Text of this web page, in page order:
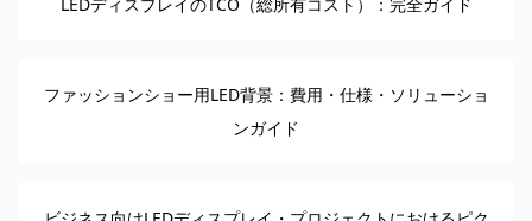
ファッションショー用LED背景：費用・仕様・ソリューショ
ンガイド